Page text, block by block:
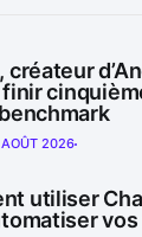
créateur
2026
utiliser